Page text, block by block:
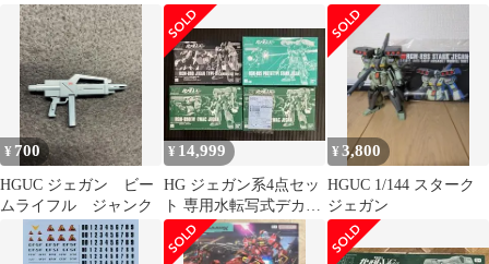
1/144 HGUC 機動戦士
ガンダム 逆襲のシャア
地球連邦軍MS用
[5057511]
ット プラモデル ガンプ
ラ
ト 特典デカール
¥ 700
HGUC ジェガン ビー
ムライフル ジャンク
¥ 14,999
HG ジェガン系4点セッ
ト 専用水転写式デカー
ル付
¥3,800
HGUC 1/144 スターク
ジェガン